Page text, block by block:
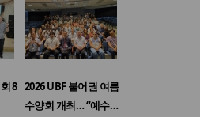
8 2026 UBF 불어권 여름
수양회 개최… “예수…